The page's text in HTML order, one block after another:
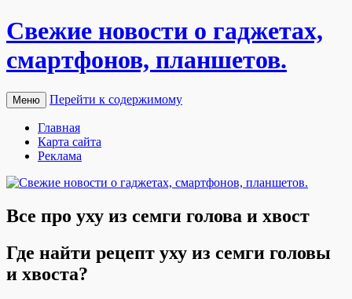
Свежие новости о гаджетах,
смартфонов, планшетов.
Меню Перейти к содержимому
Главная
Карта сайта
Реклама
Все про уху из семги голова и хвост
Гдe нaйти рецепт уху из семги головы
и хвоста?